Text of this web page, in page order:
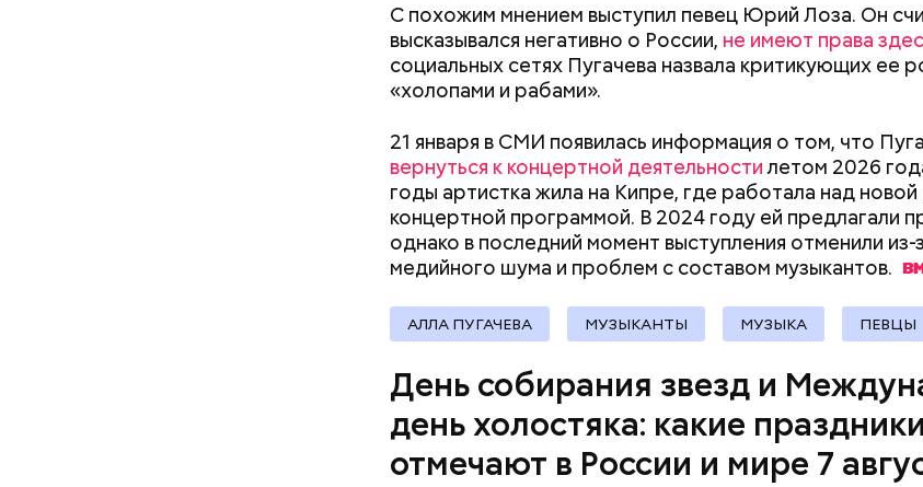
С похожим мнением выступил певец Юрий Лоза. Он
высказывался негативно о России, не имеют права
социальных сетях Пугачева назвала критикующих ее
«холопами и рабами».
21 января в СМИ появилась информация о том, что
вернуться к концертной деятельностилетом 2026
годы артистка жила на Кипре, где работала над новой
концертной программой. В 2024 году ей предлагали
однако в последний момент выступления отменили из-
медийного шума и проблем с составом музыкантов.
АЛЛА ПУГАЧЕВА МУЗЫКАНТЫ МУЗЫКА ПЕВЦЫ
День собирания звезд и
день холостяка: какие праздники
отмечают в России и мире 7
— Кабачки, порезанные кубиками, нужно легко
сковороде. К ним добавляются зелень петрушки,
оливковое масло. Получается очень вкусно, —
Копылов.
Однако диетолог предупредила: не для всех дыня
полезна. В первую очередь ее стоит есть с